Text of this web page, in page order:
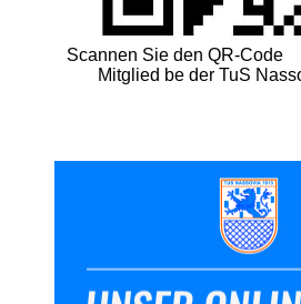
Scannen Sie den QR-Code
Mitglied be der TuS